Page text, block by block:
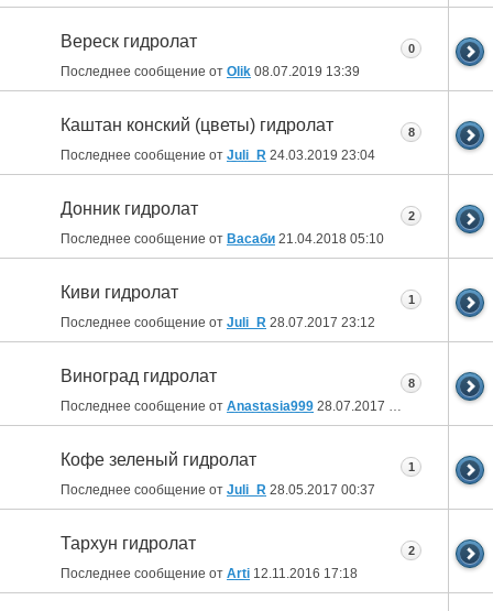
Вереск гидролат
Последнее сообщение от Olik 08.07.2019 13:39
0
Каштан конский (цветы) гидролат
Последнее сообщение от Juli_R 24.03.2019 23:04
8
Донник гидролат
Последнее сообщение от Васаби 21.04.2018 05:10
2
Киви гидролат
Последнее сообщение от Juli_R 28.07.2017 23:12
1
Виноград гидролат
Последнее сообщение от Anastasia999 28.07.2017
8
Кофе зеленый гидролат
Последнее сообщение от Juli_R 28.05.2017 00:37
1
Тархун гидролат
Последнее сообщение от Arti 12.11.2016 17:18
2